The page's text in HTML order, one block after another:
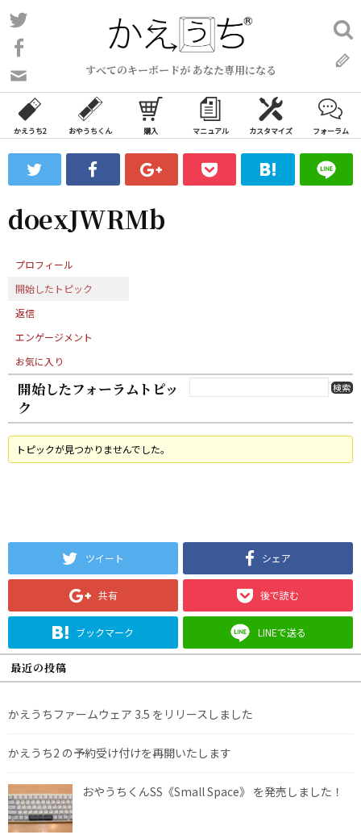
コ
ン
ン
ツ
ス
ッ
すべてのキーボードが あなた専用になる
い
合
わ
フ
ォ
ム
検
索:
かえうち2 おやうちくん 購入 マニュアル カスタマイズ フォーラム
doexJWRMb
プロフィール
開始したトピック
返信
エンゲージメント
お気に入り
開始したフォーラムトピッ
ク
トピックが見つかりませんでした。
ツイート シェア
共有 後で読む
ブックマーク LINEで送る
最近の投稿
かえうちファームウェア 3.5 をリリースしました
かえうち2 の予約受け付けを再開いたします
おやうちくんSS《Small Space》 を発売しました！